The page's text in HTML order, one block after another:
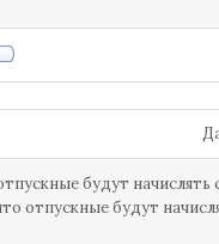
будут начислять
отпускные будут